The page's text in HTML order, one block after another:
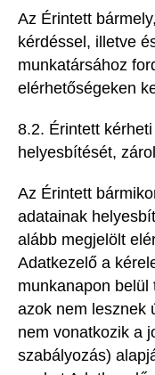
Az Érintett
kérdéssel, illetve
munkatársához
elérhetőségeken
8.2. Érintett
helyesbítését,
Az Érintett
adatainak
alább megjelölt
Adatkezelő a
munkanapon belül
azok nem lesznek
nem vonatkozik a
szabályozás)